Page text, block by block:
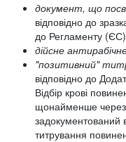
документ, що
відповідно до
до Регламенту
дійсне
"позитивний"
відповідно до
Відбір крові
щонайменше через
задокументований
титрування